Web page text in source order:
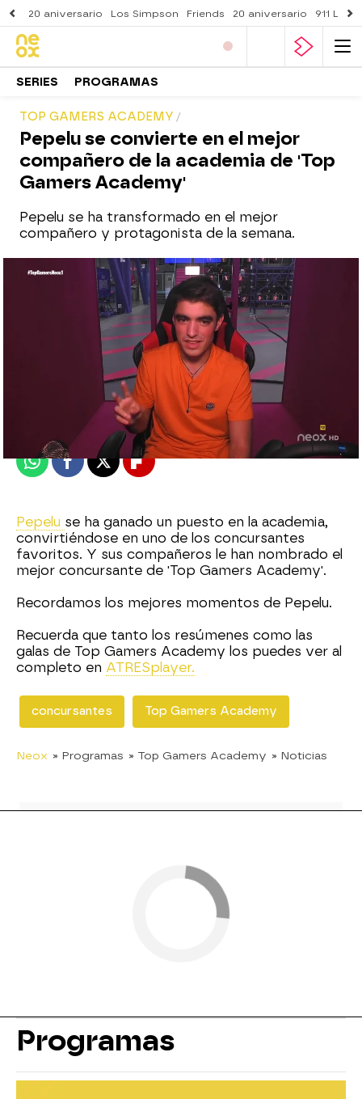
20 aniversario Los Simpson Friends 20 aniversario 911
SERIES PROGRAMAS
TOP GAMERS ACADEMY
Pepelu se convierte en el mejor
compañero de la academia de 'Top
Gamers Academy'
Pepelu se ha transformado en el mejor
compañero y protagonista de la semana.
Madrid
Publicado: 11 de octubre de 2020, 22:17
WhatsappFacebook
X Flipboard
Pepelu se ha ganado un puesto en la academia,
convirtiéndose en uno de los concursantes
favoritos. Y sus compañeros le han nombrado el
mejor concursante de 'Top Gamers Academy'.
Recordamos los mejores momentos de Pepelu.
Recuerda que tanto los resúmenes como las
galas de Top Gamers Academy los puedes ver al
completo en ATRESplayer.
concursantes Top Gamers Academy
Neox » Programas » Top Gamers Academy » Noticias
Programas